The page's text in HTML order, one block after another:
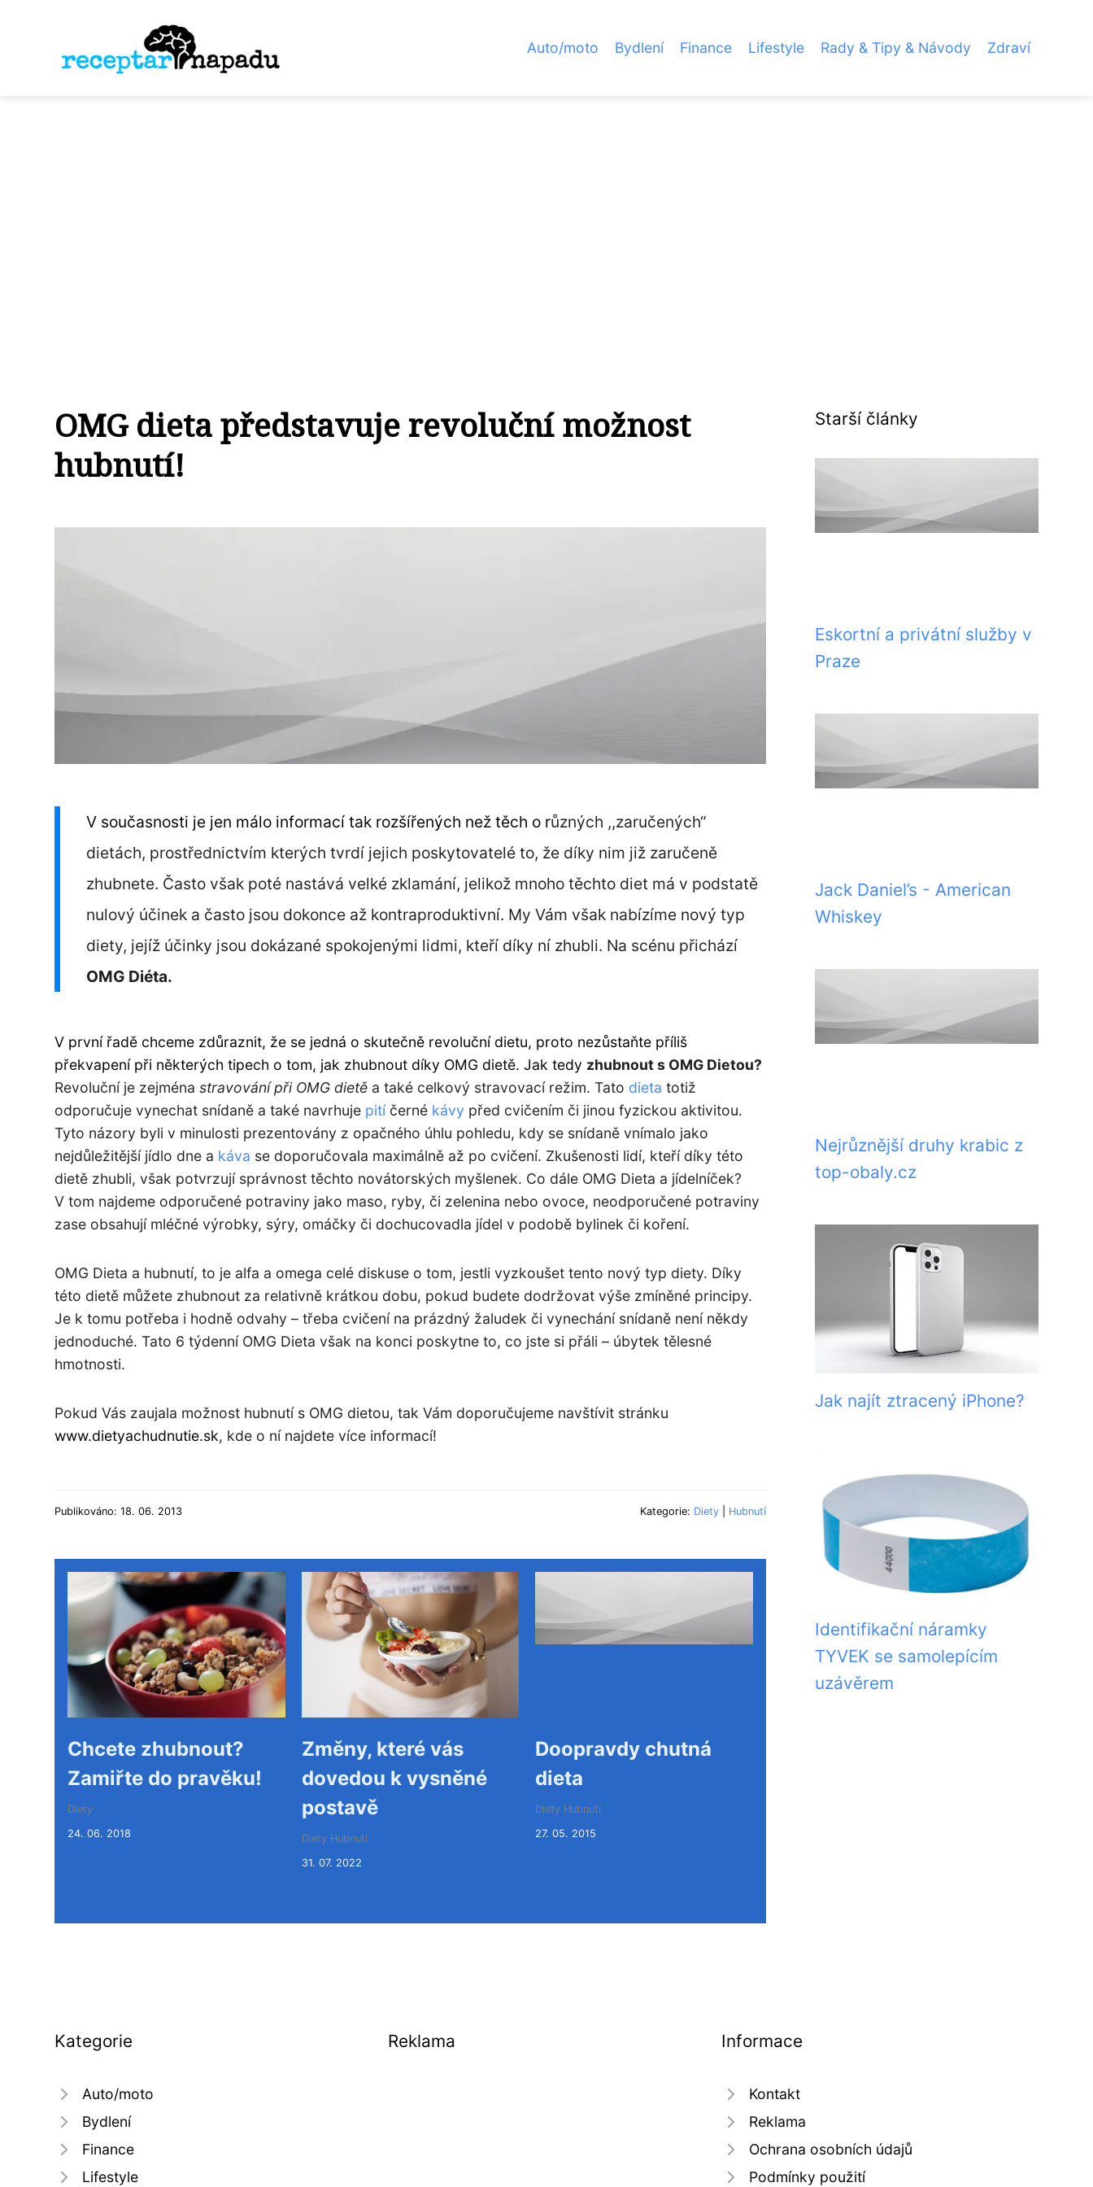
Auto/moto Bydlení Finance Lifestyle Rady & Tipy & Návody Zdraví
OMG dieta představuje revoluční možnost
hubnutí!
V současnosti je jen málo informací tak rozšířených než těch o různých ,,zaručených“
dietách, prostřednictvím kterých tvrdí jejich poskytovatelé to, že díky nim již zaručeně
zhubnete. Často však poté nastává velké zklamání, jelikož mnoho těchto diet má v podstatě
nulový účinek a často jsou dokonce až kontraproduktivní. My Vám však nabízíme nový typ
diety, jejíž účinky jsou dokázané spokojenými lidmi, kteří díky ní zhubli. Na scénu přichází
OMG Diéta.
V první řadě chceme zdůraznit, že se jedná o skutečně revoluční dietu, proto nezůstaňte příliš
překvapení při některých tipech o tom, jak zhubnout díky OMG dietě. Jak tedy zhubnout s OMG Dietou?
Revoluční je zejména stravování při OMG dietě a také celkový stravovací režim. Tato dieta totiž
odporučuje vynechat snídaně a také navrhuje pitíčerné kávy před cvičením či jinou fyzickou aktivitou.
Tyto názory byli v minulosti prezentovány z opačného úhlu pohledu, kdy se snídaně vnímalo jako
nejdůležitější jídlo dne a káva se doporučovala maximálně až po cvičení. Zkušenosti lidí, kteří díky této
dietě zhubli, však potvrzují správnost těchto novátorských myšlenek. Co dále OMG Dieta a jídelníček?
V tom najdeme odporučené potraviny jako maso, ryby, či zelenina nebo ovoce, neodporučené potraviny
zase obsahují mléčné výrobky, sýry, omáčky či dochucovadla jídel v podobě bylinek či koření.
OMG Dieta a hubnutí, to je alfa a omega celé diskuse o tom, jestli vyzkoušet tento nový typ diety. Díky
této dietě můžete zhubnout za relativně krátkou dobu, pokud budete dodržovat výše zmíněné principy.
Je k tomu potřeba i hodně odvahy – třeba cvičení na prázdný žaludek či vynechání snídaně není někdy
jednoduché. Tato 6 týdenní OMG Dieta však na konci poskytne to, co jste si přáli – úbytek tělesné
hmotnosti.
Pokud Vás zaujala možnost hubnutí s OMG dietou, tak Vám doporučujeme navštívit stránku
www.dietyachudnutie.sk, kde o ní najdete více informací!
Publikováno: 18. 06. 2013 Kategorie: Diety Hubnutí
Chcete zhubnout?
Zamiřte do pravěku!
Diety
24. 06. 2018
Změny, které vás
dovedou k vysněné
postavě
Diety Hubnutí
31. 07. 2022
Doopravdy chutná
dieta
Diety Hubnutí
27. 05. 2015
Starší články
Eskortní a privátní služby v
Praze
Jack Daniel’s - American
Whiskey
Nejrůznější druhy krabic z
top-obaly.cz
Jak najít ztracený iPhone?
Identifikační náramky
TYVEK se samolepícím
uzávěrem
Kategorie
Auto/moto
Bydlení
Finance
Lifestyle
Reklama Informace
Kontakt
Reklama
Ochrana osobních údajů
Podmínky použití